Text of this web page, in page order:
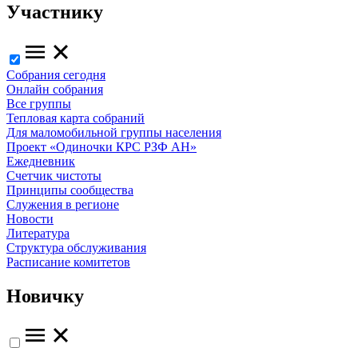
Участнику
Собрания сегодня
Онлайн собрания
Все группы
Тепловая карта собраний
Для маломобильной группы населения
Проект «Одиночки КРС РЗФ АН»
Ежедневник
Счетчик чистоты
Принципы сообщества
Служения в регионе
Новости
Литература
Структура обслуживания
Расписание комитетов
Новичку